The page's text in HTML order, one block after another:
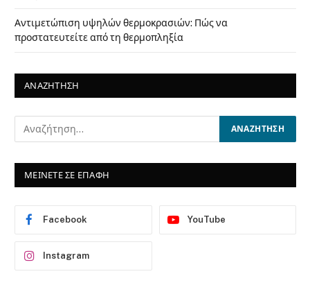
Αντιμετώπιση υψηλών θερμοκρασιών: Πώς να
προστατευτείτε από τη θερμοπληξία
ΑΝΑΖΗΤΗΣΗ
ΜΕΙΝΕΤΕ ΣΕ ΕΠΑΦΗ
Facebook YouTube
Instagram